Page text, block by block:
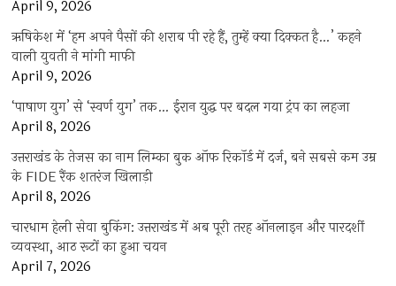
April 9, 2026
ऋषिकेश में ‘हम अपने पैसों की शराब पी रहे हैं, तुम्हें क्या दिक्कत है…’ कहने
वाली युवती ने मांगी माफी
April 9, 2026
‘पाषाण युग’ से ‘स्वर्ण युग’ तक… ईरान युद्ध पर बदल गया ट्रंप का लहजा
April 8, 2026
उत्तराखंड के तेजस का नाम लिम्का बुक ऑफ रिकॉर्ड में दर्ज, बने सबसे कम उम्र
के FIDE रैंक शतरंज खिलाड़ी
April 8, 2026
चारधाम हेली सेवा बुकिंग: उत्तराखंड में अब पूरी तरह ऑनलाइन और पारदर्शी
व्यवस्था, आठ रूटों का हुआ चयन
April 7, 2026